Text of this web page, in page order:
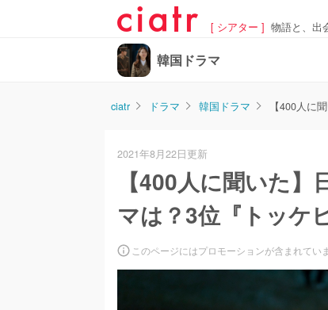
[ シアター ] 物語と、出
韓国ドラマ
ciatr ドラマ 韓国ドラマ 【400人に
2021年8月22日更新
【400人に聞いた
マは？3位『トッケ
このページにはプロモーションが含まれてい